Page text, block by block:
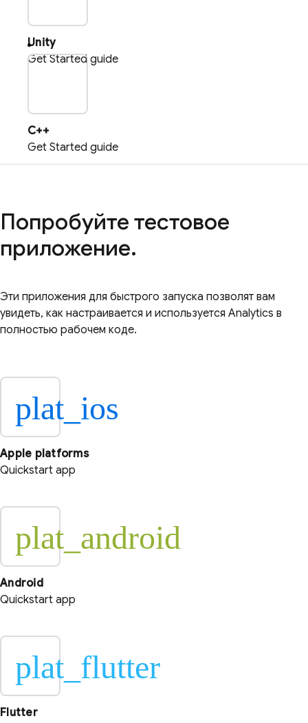
Unity
Get Started guide
C++
Get Started guide
Попробуйте тестовое
приложение.
Эти приложения для быстрого запуска позволят вам
увидеть, как настраивается и используется Analytics в
полностью рабочем коде.
plat_ios
Apple platforms
Quickstart app
plat_android
Android
Quickstart app
plat_flutter
Flutter